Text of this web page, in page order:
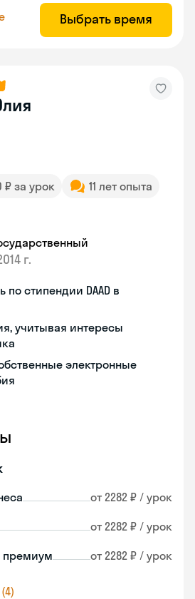
Выбрать время
₽ за урок
11 лет опыта
г.
по стипендии DAAD в
учитывая интересы
электронные
от 2282 ₽ / урок
от 2282 ₽ / урок
премиум от 2282 ₽ / урок